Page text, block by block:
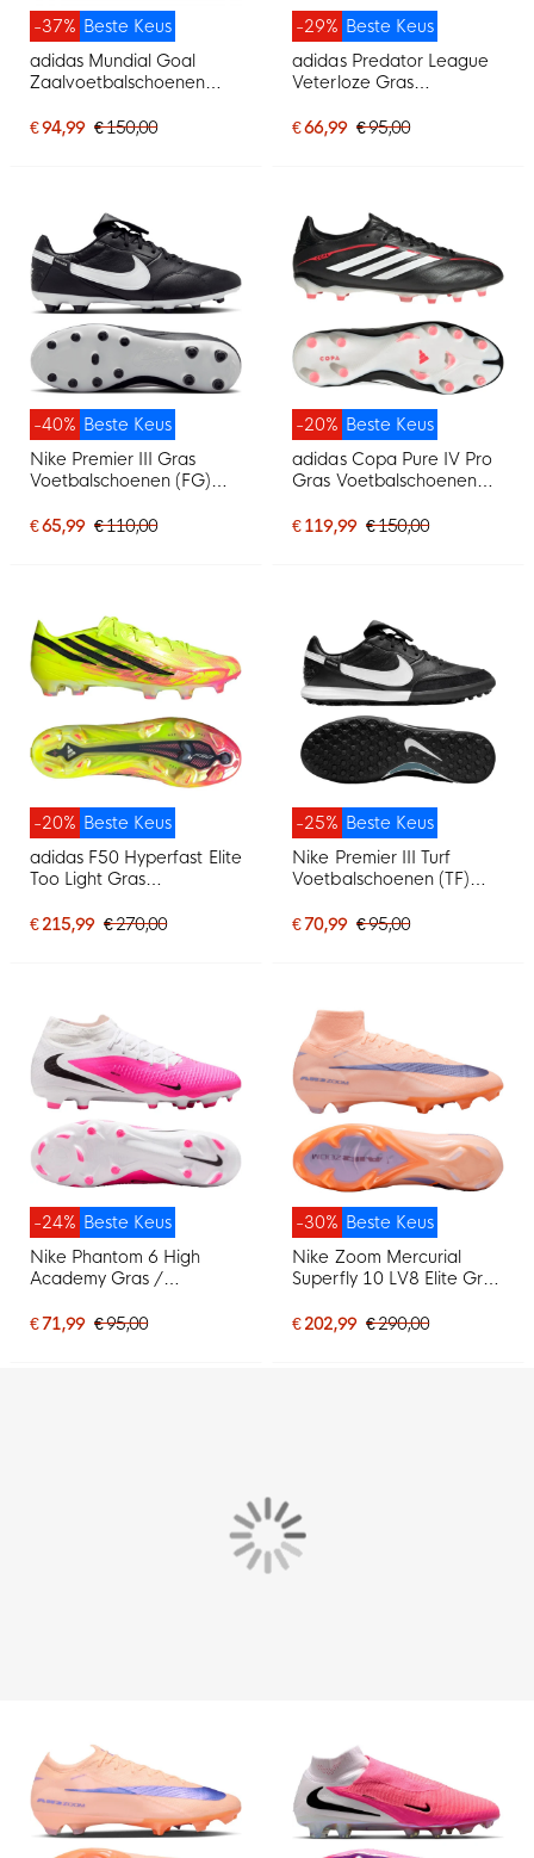
Beste Keus
-37%
adidas Mundial Goal
Zaalvoetbalschoenen
€ 94,99 € 150,00
Beste Keus
-29%
adidas Predator League
Veterloze Gras
Zwart Wit Rood
€ 66,99 € 95,00
Beste Keus
-40%
Nike Premier III Gras
Voetbalschoenen (FG)
€ 65,99 € 110,00
Beste Keus
-20%
adidas Copa Pure IV Pro
Gras Voetbalschoenen
€ 119,99 € 150,00
Beste Keus
-20%
adidas F50 Hyperfast Elite
Too Light Gras
Neongeel Zwart Roze
€ 215,99 € 270,00
Beste Keus
-25%
Nike Premier III Turf
Voetbalschoenen (TF)
€ 70,99 € 95,00
Beste Keus
-24%
Nike Phantom 6 High
Academy Gras /
Voetbalschoenen (MG)
€ 71,99 € 95,00
Beste Keus
-30%
Nike Zoom Mercurial
Superfly 10 LV8 Elite Gras
Zalmroze Donkerblauw
€ 202,99 € 290,00